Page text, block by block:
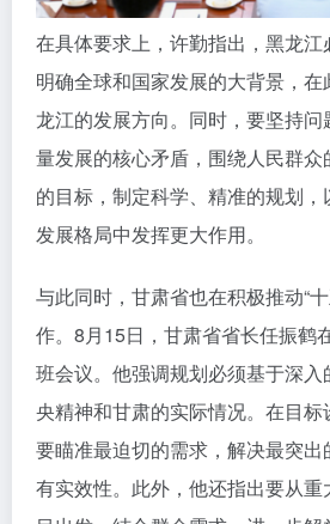
在具体要求上，许勤指出，黑龙江
明确全球和国家发展的大背景，
龙江的发展方向。同时，要坚持
量发展的核心矛盾，围绕人民群
的目标，制定科学、精准的规划
发展格局中发挥更大作用。
与此同时，甘肃省也在积极推动“
作。8月15日，甘肃省省长任振鹤
班会议。他强调规划必须基于深入
央精神和甘肃的实际情况。在目
要瞄准最迫切的需求，解决最突
有实效性。此外，他还指出要从